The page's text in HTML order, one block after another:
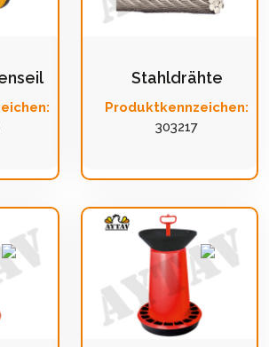
Stahldrähte
Produktkennzeichen:
303217